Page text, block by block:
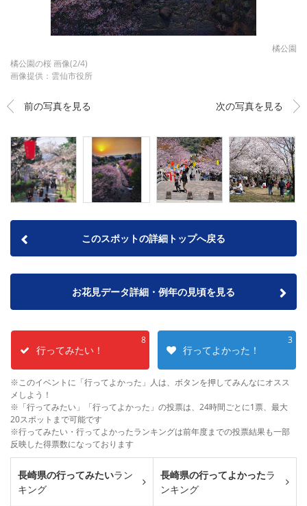
橘公園
橘公園の桜 画像(2/4)
画像提供：雲仙市役所
前の写真を見る 次の写真を見る
このスポットの詳細トップへ戻る
お花見データ詳細・例年の見頃を見る
8
行ってみたい！
3
行ってよかった！
※このイベントに「行ってよかった」人は、ボタンを押してみんなにオスス
メしよう！
※「行ってみたい」「行ってよかった」の投票は、24時間ごとに1票、最大
20スポットまで可能です
※行ってみたい・行ってよかったランキングは前年度までの投票結果も一部
反映した得票数になっております
長崎県の行ってみたいラン
キング
長崎県の行ってよかったラ
ンキング